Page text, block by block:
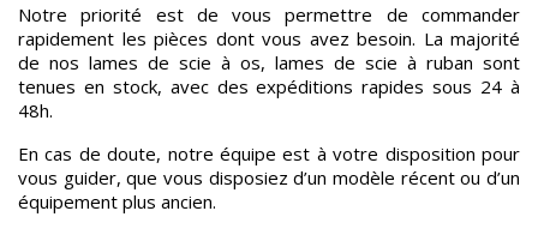
Notre priorité est de vous permettre de commander
rapidement les pièces dont vous avez besoin. La majorité
de nos lames de scie à os, lames de scie à ruban sont
tenues en stock, avec des expéditions rapides sous 24 à
48h.
En cas de doute, notre équipe est à votre disposition pour
vous guider, que vous disposiez d’un modèle récent ou d’un
équipement plus ancien.